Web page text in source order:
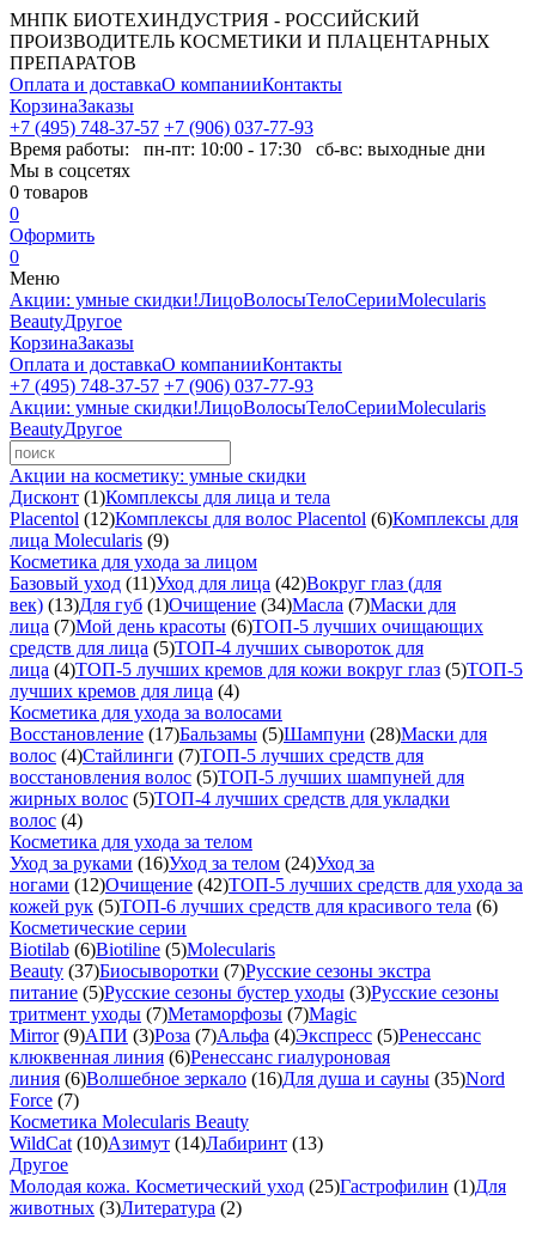
МНПК БИОТЕХИНДУСТРИЯ - РОССИЙСКИЙ
ПРОИЗВОДИТЕЛЬ КОСМЕТИКИ И ПЛАЦЕНТАРНЫХ
ПРЕПАРАТОВ
Оплата и доставкаО компанииКонтакты
КорзинаЗаказы
+7 (495) 748-37-57 +7 (906) 037-77-93
Время работы: пн-пт: 10:00 - 17:30 сб-вс: выходные дни
Мы в соцсетях
0 товаров
0
Оформить
0
Меню
Акции: умные скидки!ЛицоВолосыТелоСерииMolecularis
BeautyДругое
КорзинаЗаказы
Оплата и доставкаО компанииКонтакты
+7 (495) 748-37-57 +7 (906) 037-77-93
Акции: умные скидки!ЛицоВолосыТелоСерииMolecularis
BeautyДругое
Акции на косметику: умные скидки
Дисконт (1)Комплексы для лица и тела
Placentol (12)Комплексы для волос Placentol (6)Комплексы для
лица Molecularis (9)
Косметика для ухода за лицом
Базовый уход (11)Уход для лица (42)Вокруг глаз (для
век) (13)Для губ (1)Очищение (34)Масла (7)Маски для
лица (7)Мой день красоты (6)ТОП-5 лучших очищающих
средств для лица (5)ТОП-4 лучших сывороток для
лица (4)ТОП-5 лучших кремов для кожи вокруг глаз (5)ТОП-5
лучших кремов для лица (4)
Косметика для ухода за волосами
Восстановление (17)Бальзамы (5)Шампуни (28)Маски для
волос (4)Стайлинги (7)ТОП-5 лучших средств для
восстановления волос (5)ТОП-5 лучших шампуней для
жирных волос (5)ТОП-4 лучших средств для укладки
волос (4)
Косметика для ухода за телом
Уход за руками (16)Уход за телом (24)Уход за
ногами (12)Очищение (42)ТОП-5 лучших средств для ухода за
кожей рук (5)ТОП-6 лучших средств для красивого тела (6)
Косметические серии
Biotilab (6)Biotiline (5)Molecularis
Beauty (37)Биосыворотки (7)Русские сезоны экстра
питание (5)Русские сезоны бустер уходы (3)Русские сезоны
тритмент уходы (7)Метаморфозы (7)Magic
Mirror(9)АПИ (3)Роза (7)Альфа (4)Экспресс (5)Ренессанс
клюквенная линия (6)Ренессанс гиалуроновая
линия (6)Волшебное зеркало (16)Для душа и сауны (35)Nord
Force (7)
Косметика Molecularis Beauty
WildCat (10)Азимут (14)Лабиринт (13)
Другое
Молодая кожа. Косметический уход (25)Гастрофилин (1)Для
животных (3)Литература (2)